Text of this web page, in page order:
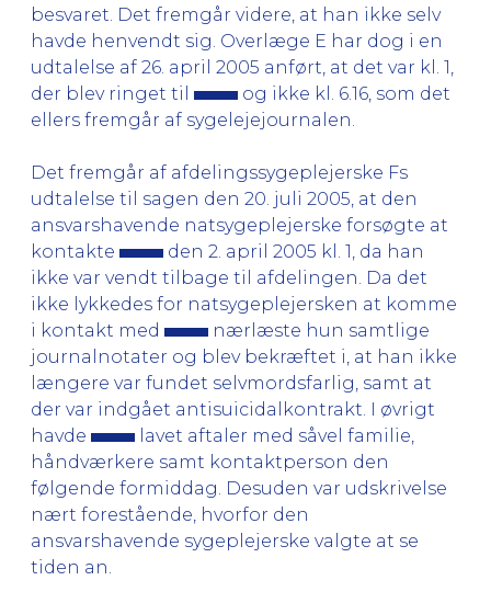
besvaret. Det fremgår videre, at han ikke selv
havde henvendt sig. Overlæge E har dog i en
udtalelse af 26. april 2005 anført, at det var kl. 1,
der blev ringet til
og ikke kl. 6.16, som det
ellers fremgår af sygelejejournalen.
Det fremgår af afdelingssygeplejerske Fs
udtalelse til sagen den 20. juli 2005, at den
ansvarshavende natsygeplejerske forsøgte at
kontakte
den 2. april 2005 kl. 1, da han
ikke var vendt tilbage til afdelingen. Da det
ikke lykkedes for natsygeplejersken at komme
i kontakt med
nærlæste hun samtlige
journalnotater og blev bekræftet i, at han ikke
længere var fundet selvmordsfarlig, samt at
der var indgået antisuicidalkontrakt. I øvrigt
havde
lavet aftaler med såvel familie,
håndværkere samt kontaktperson den
følgende formiddag. Desuden var udskrivelse
nært forestående, hvorfor den
ansvarshavende sygeplejerske valgte at se
tiden an.